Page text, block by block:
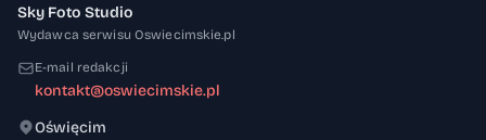
Sky Foto Studio
Wydawca serwisu Oswiecimskie.pl
E-mail redakcji
kontakt@oswiecimskie.pl
Oświęcim